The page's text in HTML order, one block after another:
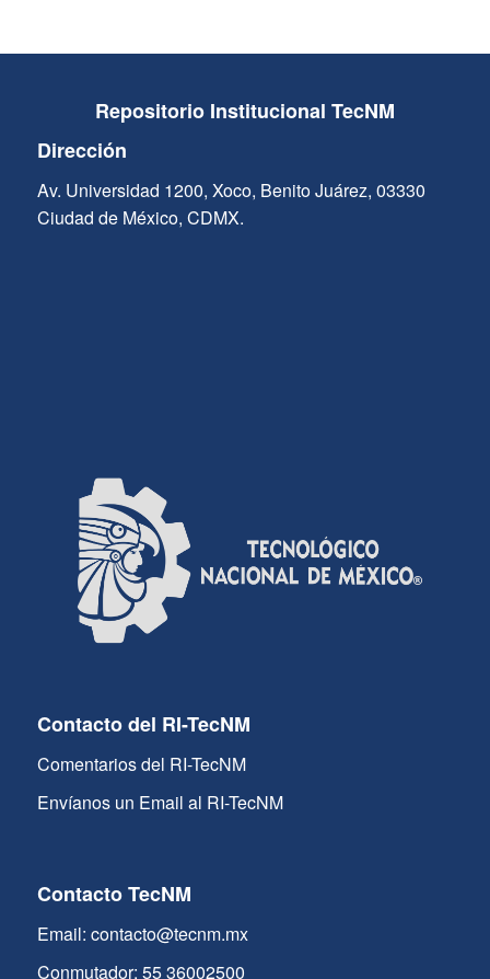
Repositorio Institucional TecNM
Dirección
Av. Universidad 1200, Xoco, Benito Juárez, 03330
Ciudad de México, CDMX.
Contacto del RI-TecNM
Comentarios del RI-TecNM
Envíanos un Email al RI-TecNM
Contacto TecNM
Email: contacto@tecnm.mx
Conmutador: 55 36002500